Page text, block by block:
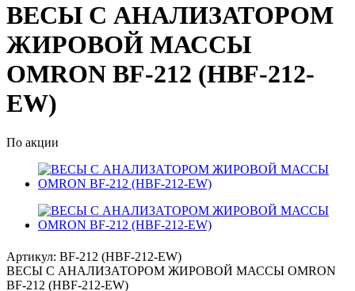
ВЕСЫ С АНАЛИЗАТОРОМ
ЖИРОВОЙ МАССЫ
OMRON BF-212 (HBF-212-
EW)
По акции
Артикул: BF-212 (HBF-212-EW)
ВЕСЫ С АНАЛИЗАТОРОМ ЖИРОВОЙ МАССЫ OMRON
BF-212 (HBF-212-EW)